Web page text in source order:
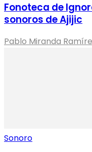
Fonoteca de
sonoros de Ajijic
Pablo Miranda
Sonoro